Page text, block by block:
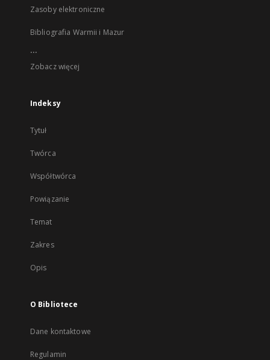
Zasoby elektroniczne
Bibliografia Warmii i Mazur
...
Zobacz więcej
Indeksy
Tytuł
Twórca
Współtwórca
Powiązanie
Temat
Zakres
Opis
O Bibliotece
Dane kontaktowe
Regulamin